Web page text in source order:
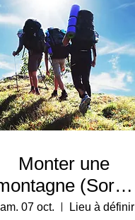
Monter une
(Sortie
1-2)
07 oct. Lieu à définir